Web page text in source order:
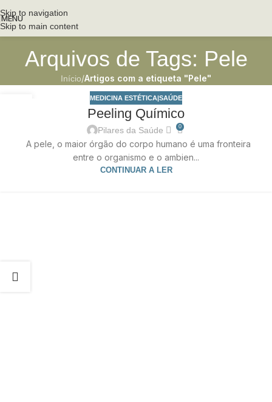
Skip to navigation
Skip to main content
MENU
Arquivos de Tags: Pele
Início/Artigos com a etiqueta "Pele"
MEDICINA ESTÉTICA|SAÚDE
Peeling Químico
Pilares da Saúde 0
A pele, o maior órgão do corpo humano é uma fronteira
entre o organismo e o ambien...
CONTINUAR A LER